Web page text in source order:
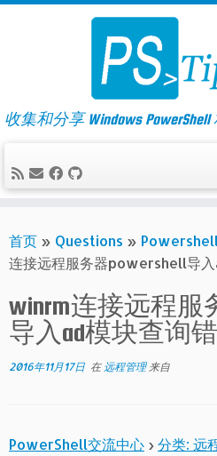
Skip
收集和分享 Windows
首页 » Questions »
连接远程服务器powershell导
winrm连接远程服
导入ad模块查询
2016年11月17日 在 远程管理 来自
PowerShell交流中心 › 分类: 远